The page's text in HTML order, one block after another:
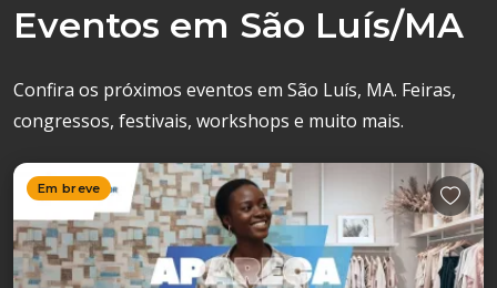
Eventos em São Luís/MA
Confira os próximos eventos em São Luís, MA. Feiras,
congressos, festivais, workshops e muito mais.
Em breve